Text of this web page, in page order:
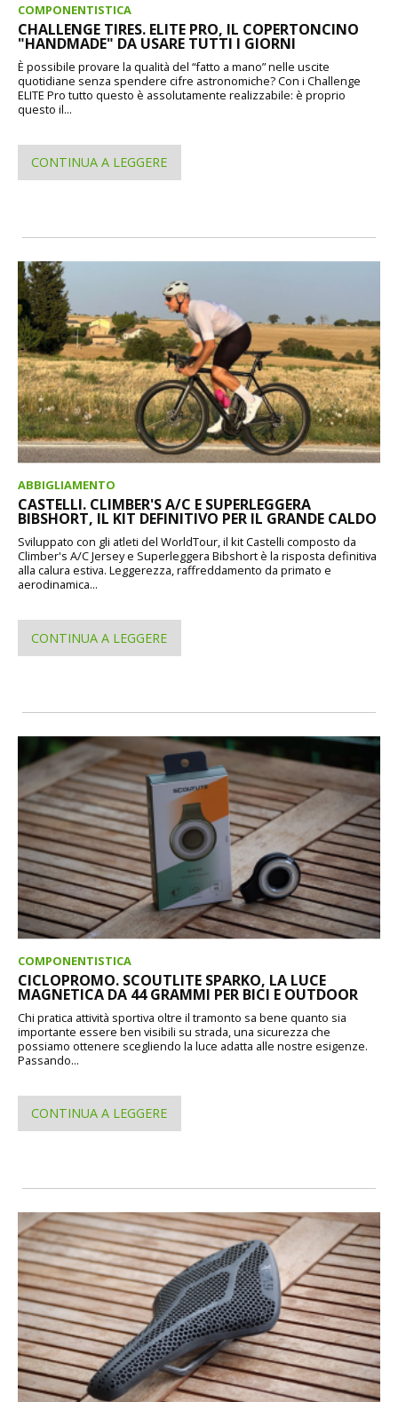
COMPONENTISTICA
CHALLENGE TIRES. ELITE PRO, IL COPERTONCINO
"HANDMADE" DA USARE TUTTI I GIORNI
È possibile provare la qualità del “fatto a mano” nelle uscite
quotidiane senza spendere cifre astronomiche? Con i Challenge
ELITE Pro tutto questo è assolutamente realizzabile: è proprio
questo il...
CONTINUA A LEGGERE
ABBIGLIAMENTO
CASTELLI. CLIMBER'S A/C E SUPERLEGGERA
BIBSHORT, IL KIT DEFINITIVO PER IL GRANDE CALDO
Sviluppato con gli atleti del WorldTour, il kit Castelli composto da
Climber's A/C Jersey e Superleggera Bibshort è la risposta definitiva
alla calura estiva. Leggerezza, raffreddamento da primato e
aerodinamica...
CONTINUA A LEGGERE
COMPONENTISTICA
CICLOPROMO. SCOUTLITE SPARKO, LA LUCE
MAGNETICA DA 44 GRAMMI PER BICI E OUTDOOR
Chi pratica attività sportiva oltre il tramonto sa bene quanto sia
importante essere ben visibili su strada, una sicurezza che
possiamo ottenere scegliendo la luce adatta alle nostre esigenze.
Passando...
CONTINUA A LEGGERE